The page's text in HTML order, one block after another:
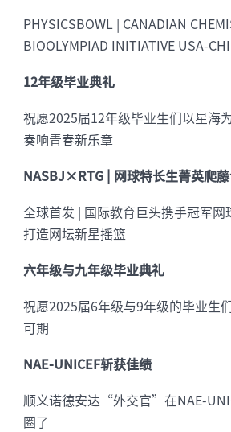
PHYSICSBOWL | CANADIAN
BIOOLYMPIAD INITIATIVE USA-
12年级毕业典礼
祝愿2025届12年级毕业生们以星海
奏响青春新乐章
NASBJ×RTG | 网球特长生菁英爬
全球首发 | 国际教育巨头携手冠军网
打造网坛新星摇篮
六年级与九年级毕业典礼
祝愿2025届6年级与9年级的毕业生
可期
NAE-UNICEF斩获佳绩
顺义诺德安达“外交官”在NAE-
圈了